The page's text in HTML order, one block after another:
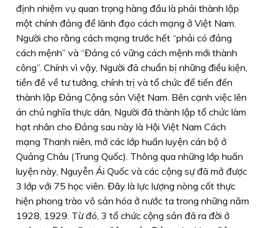
định nhiệm vụ quan trọng hàng đầu là phải thành lập
một chính đảng để lãnh đạo cách mạng ở Việt Nam.
Người cho rằng cách mạng trước hết “phải có đảng
cách mệnh” và “Đảng có vững cách mệnh mới thành
công”. Chính vì vậy, Người đã chuẩn bị những điều kiện,
tiền đề về tư tưởng, chính trị và tổ chức để tiến đến
thành lập Đảng Cộng sản Việt Nam. Bên cạnh việc lên
án chủ nghĩa thực dân, Người đã thành lập tổ chức làm
hạt nhân cho Đảng sau này là Hội Việt Nam Cách
mạng Thanh niên, mở các lớp huấn luyện cán bộ ở
Quảng Châu (Trung Quốc). Thông qua những lớp huấn
luyện này, Nguyễn Ái Quốc và các cộng sự đã mở được
3 lớp với 75 học viên. Đây là lực lượng nòng cốt thực
hiện phong trào vô sản hóa ở nước ta trong những năm
1928, 1929. Từ đó, 3 tổ chức cộng sản đã ra đời ở